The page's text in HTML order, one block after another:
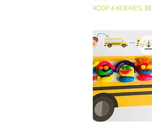
KOOP 6 KOEKIES,